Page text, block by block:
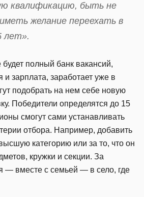
квалификацию, быть не
желание переехать в
лет».
полный банк вакансий,
и зарплата, заработает уже в
подобрать на нем себе новую
Победители определятся до 15
смогут сами устанавливать
отбора. Например, добавить
категорию или за то, что он
кружки и секции. За
— вместе с семьей — в село, где